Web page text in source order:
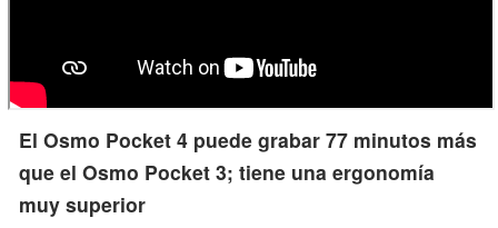
El Osmo Pocket 4 puede grabar 77 minutos más
que el Osmo Pocket 3; tiene una ergonomía
muy superior